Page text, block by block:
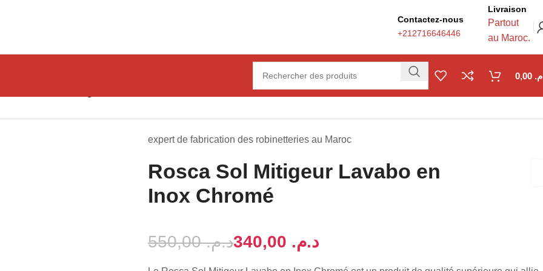
Contactez-nous
+212716646446
Livraison
Partout
au Maroc.
expert de fabrication des robinetteries au Maroc
Rosca Sol Mitigeur Lavabo en
Inox Chromé
د.م.550,00 د.م.